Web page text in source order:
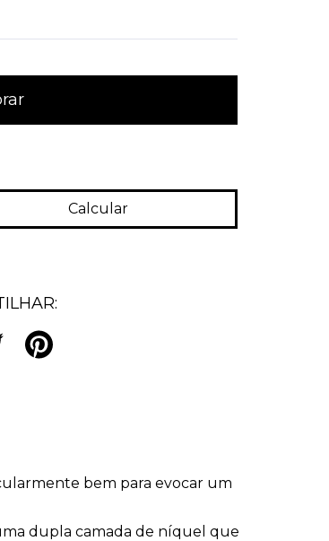
Calcular
bem para evocar um
dupla camada de níquel que